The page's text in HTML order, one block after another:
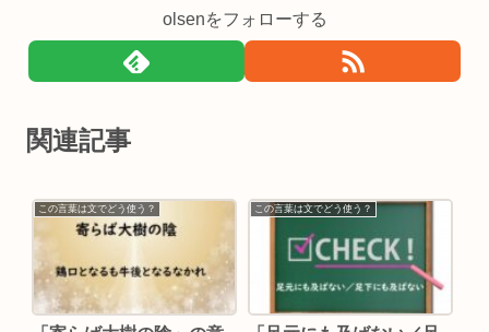
olsenをフォローする
関連記事
この言葉は文でどう使う？ この言葉は文でどう使う？